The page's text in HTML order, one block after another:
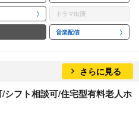
ドラマ出演
音楽配信
さらに見る
シフト相談可/住宅型有料老人ホ